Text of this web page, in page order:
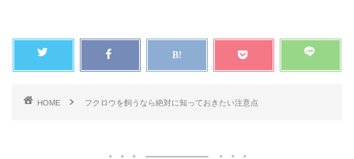
HOME フクロウを飼うなら絶対に知っておきたい注意点